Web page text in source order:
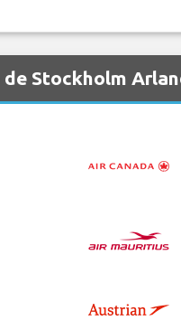
Stockholm